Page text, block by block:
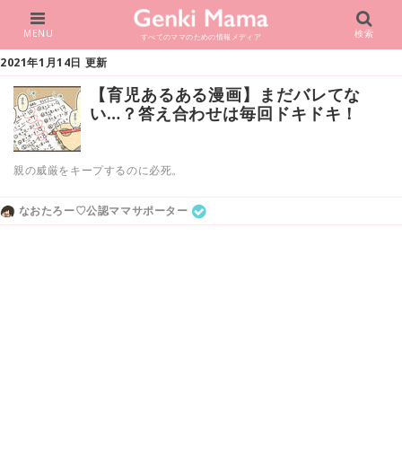
すべてのママのための情報メディア
MENU 検索
2021年1月14日 更新
【育児あるある漫画】まだバレてな
い…？答え合わせは毎回ドキドキ！
親の威厳をキープするのに必死。
なおたろー♡公認ママサポーター